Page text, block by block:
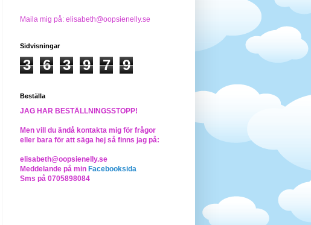
Maila mig på: elisabeth@oopsienelly.se
Sidvisningar
3 6 3 9 7 9
Beställa
JAG HAR BESTÄLLNINGSSTOPP!
Men vill du ändå kontakta mig för frågor
eller bara för att säga hej så finns jag på:
elisabeth@oopsienelly.se
Meddelande på min Facebooksida
Sms på 0705898084